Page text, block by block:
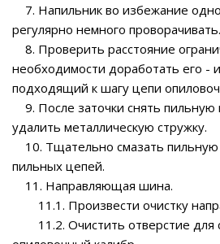
7. Напильник во избежание
регулярно немного проворачивать.
8. Проверить расстояние
необходимости доработать его -
подходящий к шагу цепи
9. После заточки снять пильную
удалить металлическую стружку.
10. Тщательно смазать
пильных цепей.
11. Направляющая шина.
11.1. Произвести очистку
11.2. Очистить отверстие для